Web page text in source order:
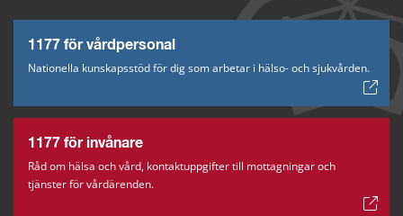
1177 för vårdpersonal
Nationella kunskapsstöd för dig som arbetar i hälso- och sjukvården.
1177 för invånare
Råd om hälsa och vård, kontaktuppgifter till mottagningar och
tjänster för vårdärenden.